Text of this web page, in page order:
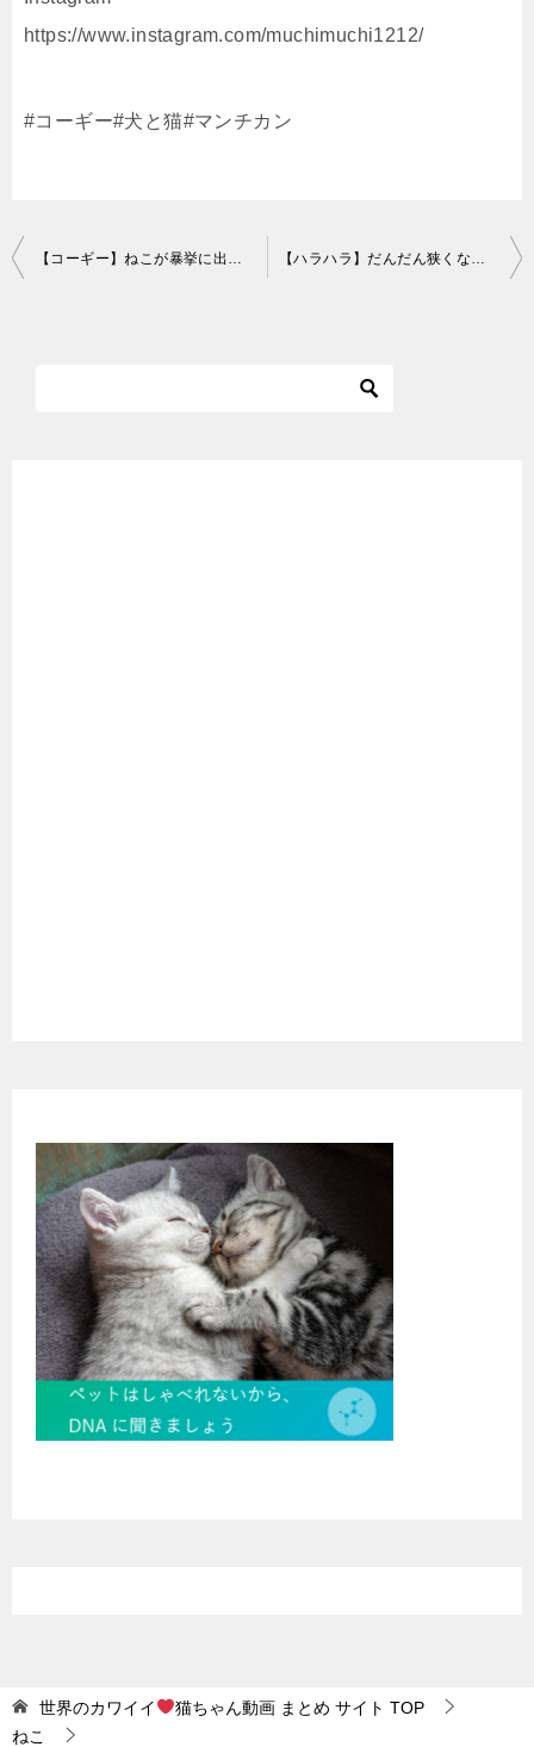
https://www.instagram.com/muchimuchi1212/
#コーギー#犬と猫#マンチカン
投
【コーギー】ねこが暴挙に出る朝食【犬と猫】The cat went out of control at breakfast with corgis 【ハラハラ】だんだん狭くなる、崩れる壁とねこ。-The wall that gradually narrows and collapses and Maru&Hana.-
世界のカワイイ 猫ちゃん動画 まとめ サイト TOP
ねこ